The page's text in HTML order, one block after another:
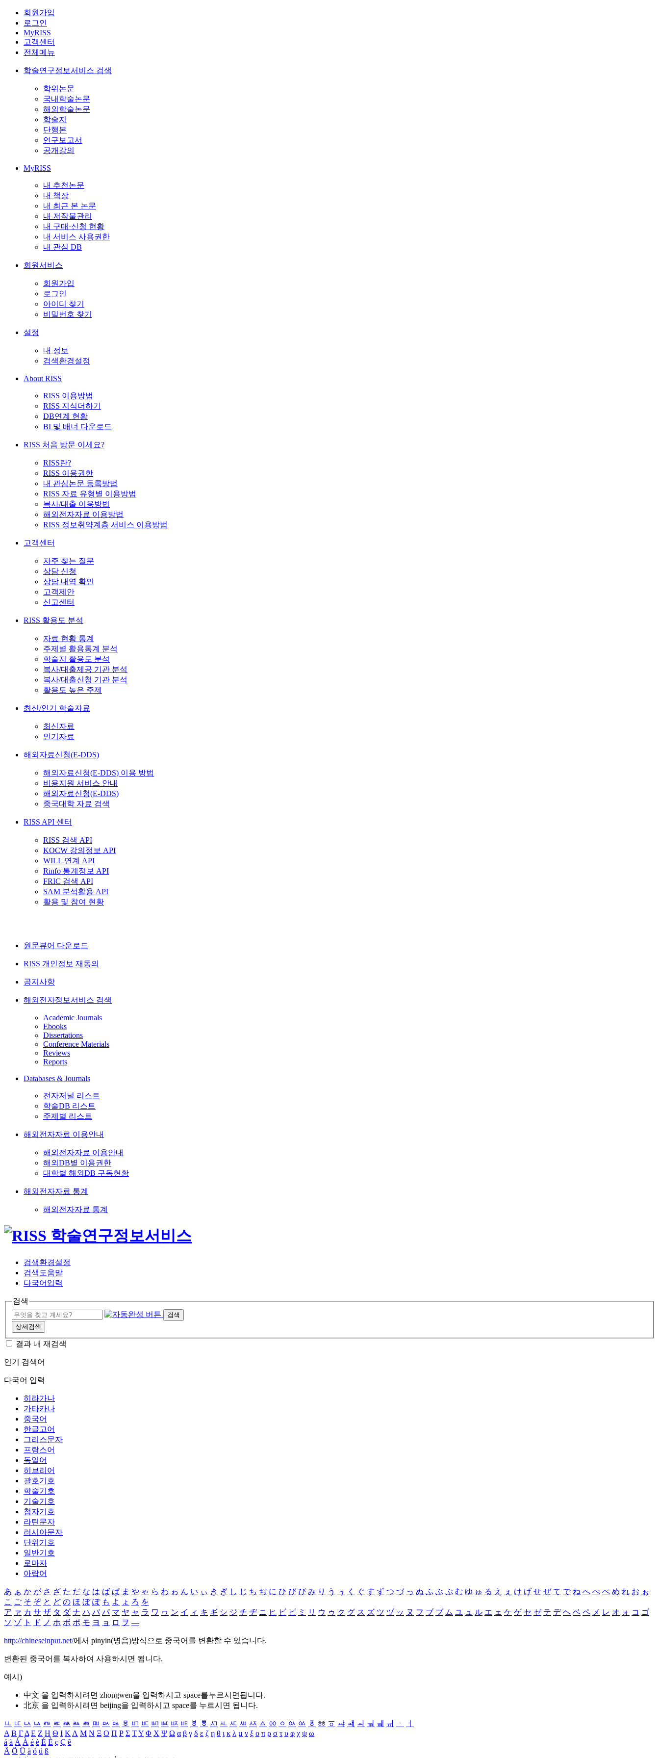
회원가입
로그인
MyRISS
고객센터
전체메뉴
학술연구정보서비스 검색
학위논문
국내학술논문
해외학술논문
학술지
단행본
연구보고서
공개강의
MyRISS
내 추천논문
내 책장
내 최근 본 논문
내 저작물관리
내 구매·신청 현황
내 서비스 사용권한
내 관심 DB
회원서비스
회원가입
로그인
아이디 찾기
비밀번호 찾기
설정
내 정보
검색환경설정
About RISS
RISS 이용방법
RISS 지식더하기
DB연계 현황
BI 및 배너 다운로드
RISS 처음 방문 이세요?
RISS란?
RISS 이용권한
내 관심논문 등록방법
RISS 자료 유형별 이용방법
복사/대출 이용방법
해외전자자료 이용방법
RISS 정보취약계층 서비스 이용방법
고객센터
자주 찾는 질문
상담 신청
상담 내역 확인
고객제안
신고센터
RISS 활용도 분석
자료 현황 통계
주제별 활용통계 분석
학술지 활용도 분석
복사/대출제공 기관 분석
복사/대출신청 기관 분석
활용도 높은 주제
최신/인기 학술자료
최신자료
인기자료
해외자료신청(E-DDS)
해외자료신청(E-DDS) 이용 방법
비용지원 서비스 안내
해외자료신청(E-DDS)
중국대학 자료 검색
RISS API 센터
RISS 검색 API
KOCW 강의정보 API
WILL 연계 API
Rinfo 통계정보 API
FRIC 검색 API
SAM 분석활용 API
활용 및 참여 현황
원문뷰어 다운로드
RISS 개인정보 재동의
공지사항
해외전자정보서비스 검색
Academic Journals
Ebooks
Dissertations
Conference Materials
Reviews
Reports
Databases & Journals
전자저널 리스트
학술DB 리스트
주제별 리스트
해외전자자료 이용안내
해외전자자료 이용안내
해외DB별 이용권한
대학별 해외DB 구독현황
해외전자자료 통계
해외전자자료 통계
검색환경설정
검색도움말
다국어입력
검색
검색
상세검색
결과 내 재검색
인기 검색어
다국어 입력
히라가나
가타카나
중국어
한글고어
그리스문자
프랑스어
독일어
히브리어
괄호기호
학술기호
기술기호
첨자기호
라틴문자
러시아문자
단위기호
일반기호
로마자
아랍어
あ ぁ か が さ ざ た だ な は ば ぱ ま や ゃ ら わ ゎ ん い ぃ き ぎ し じ ち ぢ に ひ び ぴ み り う ぅ く ぐ す ず つ づ っ ぬ ふ ぶ ぷ む ゆ ゅ る え ぇ け げ せ ぜ て で ね へ べ ぺ め れ お ぉ
こ ご そ ぞ と ど の ほ ぼ ぽ も よ ょ ろ を
ア ァ カ サ ザ タ ダ ナ ハ バ パ マ ヤ ャ ラ ワ ヮ ン イ ィ キ ギ シ ジ チ ヂ ニ ヒ ビ ピ ミ リ ウ ゥ ク グ ス ズ ツ ヅ ッ ヌ フ ブ プ ム ユ ュ ル エ ェ ケ ゲ セ ゼ テ デ ヘ ベ ペ メ レ オ ォ コ ゴ
ソ ゾ ト ド ノ ホ ボ ポ モ ヨ ョ ロ ヲ ―
http://chineseinput.net/에서 pinyin(병음)방식으로 중국어를 변환할 수 있습니다.
변환된 중국어를 복사하여 사용하시면 됩니다.
예시)
中文 을 입력하시려면 zhongwen을 입력하시고 space를누르시면됩니다.
北京 을 입력하시려면 beijing을 입력하시고 space를 누르시면 됩니다.
ㅥ ㅦ ㅧ ㅨ ㅩ ㅪ ㅫ ㅬ ㅭ ㅮ ㅯ ㅰ ㅱ ㅲ ㅳ ㅴ ㅵ ㅶ ㅷ ㅸ ㅹ ㅺ ㅻ ㅼ ㅽ ㅾ ㅿ ㆀ ㆁ ㆂ ㆃ ㆄ ㆅ ㆆ ㆇ ㆈ ㆉ ㆊ ㆋ ㆌ ㆍ
ㆎ
Α Β ΓΔ Ε Ζ Η Θ Ι ΚΛ Μ Ν Ξ Ο Π Ρ Σ ΤΥ Φ Χ Ψ Ω α β γ δ ε ζ η θ ι κ λ μ ν ξ ο π ρ σ τ υ φ χ ψ ω
á à Á À é è É È ç Ç ê
Ä Ö Ü ä ö ü ß